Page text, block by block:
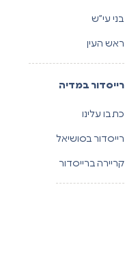
בני עי”ש
ראש העין
רייסדור במדיה
כתבו עלינו
רייסדור בסושיאל
קריירה ברייסדור